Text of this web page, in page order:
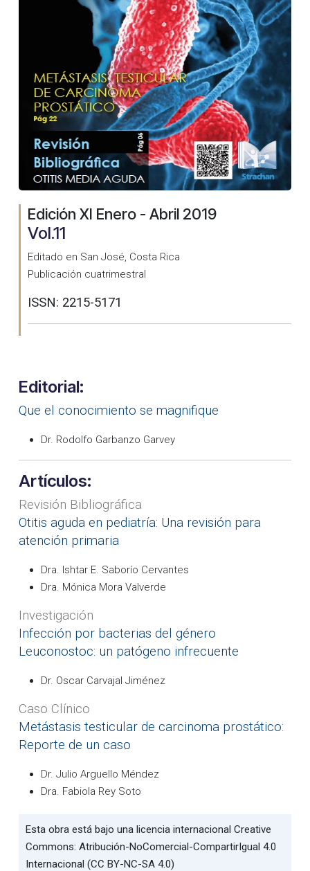
Edición XI Enero - Abril 2019
Vol.11
Editado en San José, Costa Rica
Publicación cuatrimestral
ISSN: 2215-5171
Editorial:
Que el conocimiento se magnifique
Dr. Rodolfo Garbanzo Garvey
Artículos:
Revisión Bibliográfica
Otitis aguda en pediatría: Una revisión para
atención primaria
Dra. Ishtar E. Saborío Cervantes
Dra. Mónica Mora Valverde
Investigación
Infección por bacterias del género
Leuconostoc: un patógeno infrecuente
Dr. Oscar Carvajal Jiménez
Caso Clínico
Metástasis testicular de carcinoma prostático:
Reporte de un caso
Dr. Julio Arguello Méndez
Dra. Fabiola Rey Soto
Esta obra está bajo una licencia internacional Creative
Commons: Atribución-NoComercial-CompartirIgual 4.0
Internacional (CC BY-NC-SA 4.0)